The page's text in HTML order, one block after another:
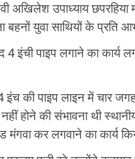
अखिलेश उपाध्याय
बहनों युवा साथियों के प्रति
इंची पाइप लगाने का कार्य
इंच की पाइप लाइन में चार
होने की संभावना थी
कर लगवाने का कार्य